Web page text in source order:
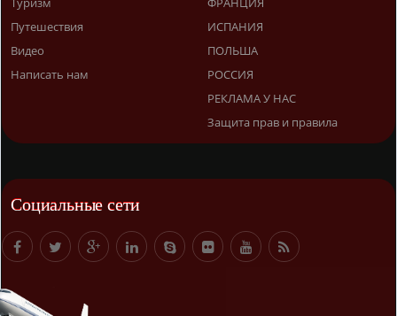
Путешествия
Видео
Написать нам
ИСПАНИЯ
ПОЛЬША
РОССИЯ
РЕКЛАМА У НАС
Защита прав и правила
Социальные сети